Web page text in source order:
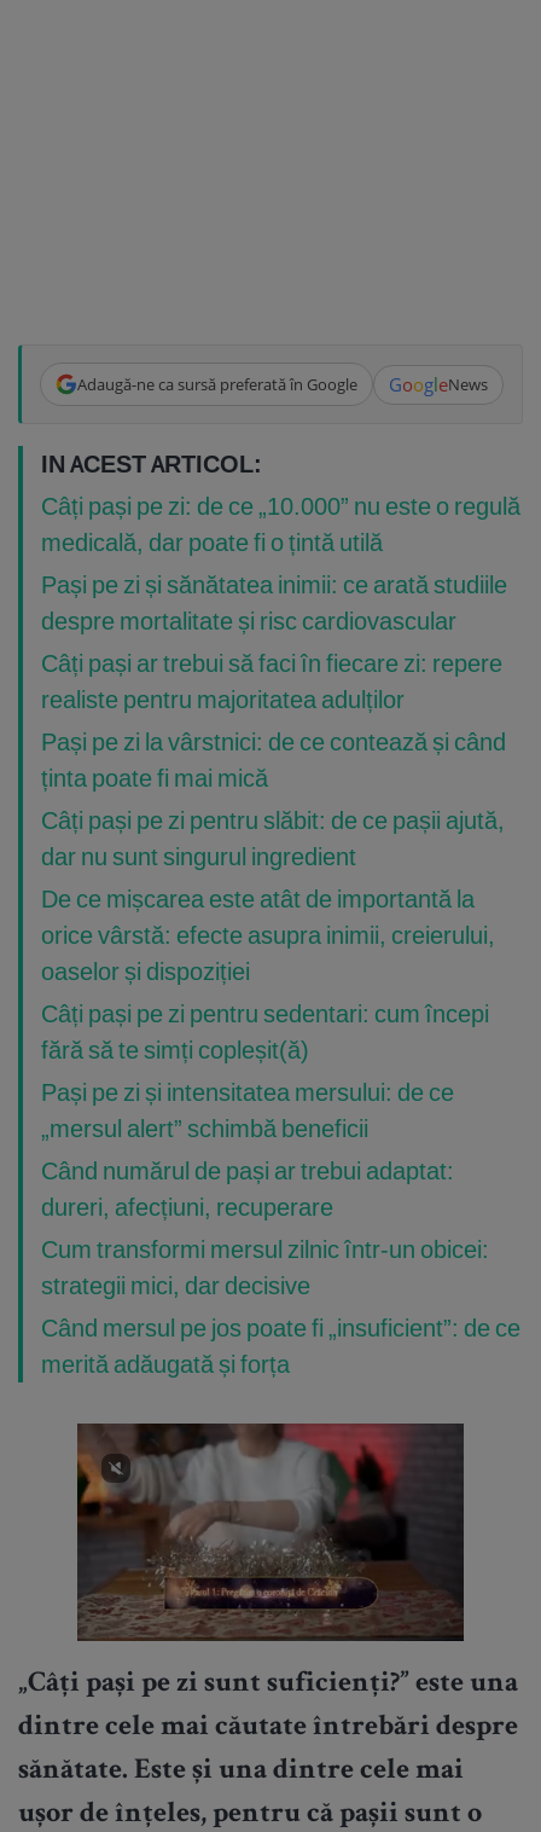
Adaugă-ne ca sursă preferată în Google GoogleNews
IN ACEST ARTICOL:
Câți pași pe zi: de ce „10.000” nu este o regulă
medicală, dar poate fi o țintă utilă
Pași pe zi și sănătatea inimii: ce arată studiile
despre mortalitate și risc cardiovascular
Câți pași ar trebui să faci în fiecare zi: repere
realiste pentru majoritatea adulților
Pași pe zi la vârstnici: de ce contează și când
ținta poate fi mai mică
Câți pași pe zi pentru slăbit: de ce pașii ajută,
dar nu sunt singurul ingredient
De ce mișcarea este atât de importantă la
orice vârstă: efecte asupra inimii, creierului,
oaselor și dispoziției
Câți pași pe zi pentru sedentari: cum începi
fără să te simți copleșit(ă)
Pași pe zi și intensitatea mersului: de ce
„mersul alert” schimbă beneficii
Când numărul de pași ar trebui adaptat:
dureri, afecțiuni, recuperare
Cum transformi mersul zilnic într-un obicei:
strategii mici, dar decisive
Când mersul pe jos poate fi „insuficient”: de ce
merită adăugată și forța
„Câți pași pe zi sunt suficienți?” este una
dintre cele mai căutate întrebări despre
sănătate. Este și una dintre cele mai
ușor de înțeles, pentru că pașii sunt o